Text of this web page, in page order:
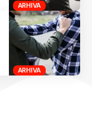
ARHIVA
ARHIVA